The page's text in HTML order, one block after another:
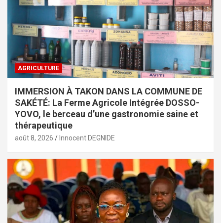
AGRICULTURE
IMMERSION À TAKON DANS LA COMMUNE DE
SAKÉTÉ: La Ferme Agricole Intégrée DOSSO-
YOVO, le berceau d’une gastronomie saine et
thérapeutique
août 8, 2026 Innocent DEGNIDE